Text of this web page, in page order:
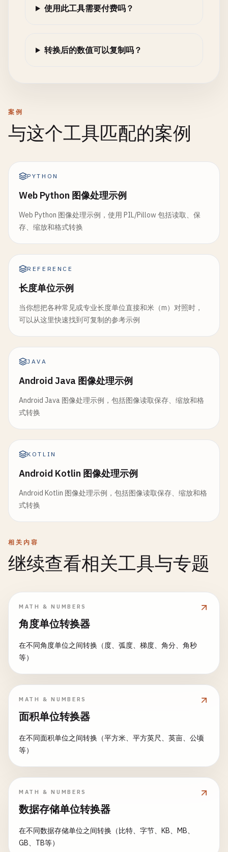
使用此工具需要付费吗？
转换后的数值可以复制吗？
案例
与这个工具匹配的案例
PYTHON
Web Python 图像处理示例
Web Python 图像处理示例，使用 PIL/Pillow 包括读取、保
存、缩放和格式转换
REFERENCE
长度单位示例
当你想把各种常见或专业长度单位直接和米（m）对照时，
可以从这里快速找到可复制的参考示例
JAVA
Android Java 图像处理示例
Android Java 图像处理示例，包括图像读取保存、缩放和格
式转换
KOTLIN
Android Kotlin 图像处理示例
Android Kotlin 图像处理示例，包括图像读取保存、缩放和格
式转换
相关内容
继续查看相关工具与专题
MATH & NUMBERS
角度单位转换器
在不同角度单位之间转换（度、弧度、梯度、角分、角秒
等）
MATH & NUMBERS
面积单位转换器
在不同面积单位之间转换（平方米、平方英尺、英亩、公顷
等）
MATH & NUMBERS
数据存储单位转换器
在不同数据存储单位之间转换（比特、字节、KB、MB、
GB、TB等）